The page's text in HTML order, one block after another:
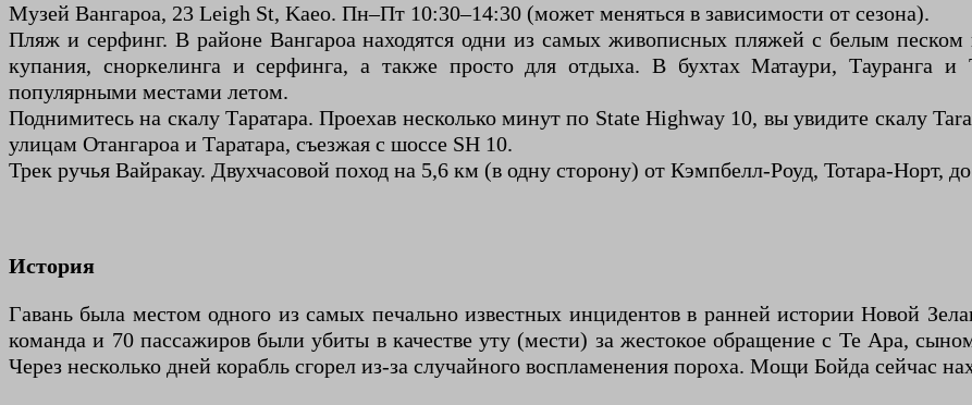
Музей Вангароа, 23 Leigh St, Kaeo. Пн–Пт 10:30–14:30 (может меняться в зависимости от сезона).
Пляж и серфинг. В районе Вангароа находятся одни из самых живописных пляжей с белым песком
купания, сноркелинга и серфинга, а также просто для отдыха. В бухтах Матаури, Тауранга
популярными местами летом.
Поднимитесь на скалу Таратара. Проехав несколько минут по State Highway 10, вы увидите скалу
улицам Отангароа и Таратара, съезжая с шоссе SH 10.
Трек ручья Вайракау. Двухчасовой поход на 5,6 км (в одну сторону) от Кэмпбелл-Роуд, Тотара-Норт,
История
Гавань была местом одного из самых печально известных инцидентов в ранней истории Новой
команда и 70 пассажиров были убиты в качестве уту (мести) за жестокое обращение с Те Ара,
Через несколько дней корабль сгорел из-за случайного воспламенения пороха. Мощи Бойда сейчас